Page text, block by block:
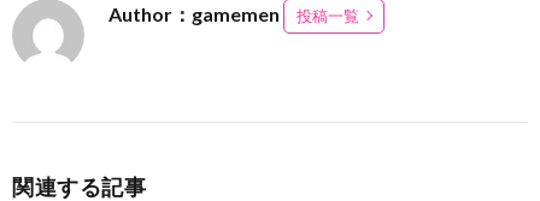
Author：gamemen 投稿一覧
関連する記事